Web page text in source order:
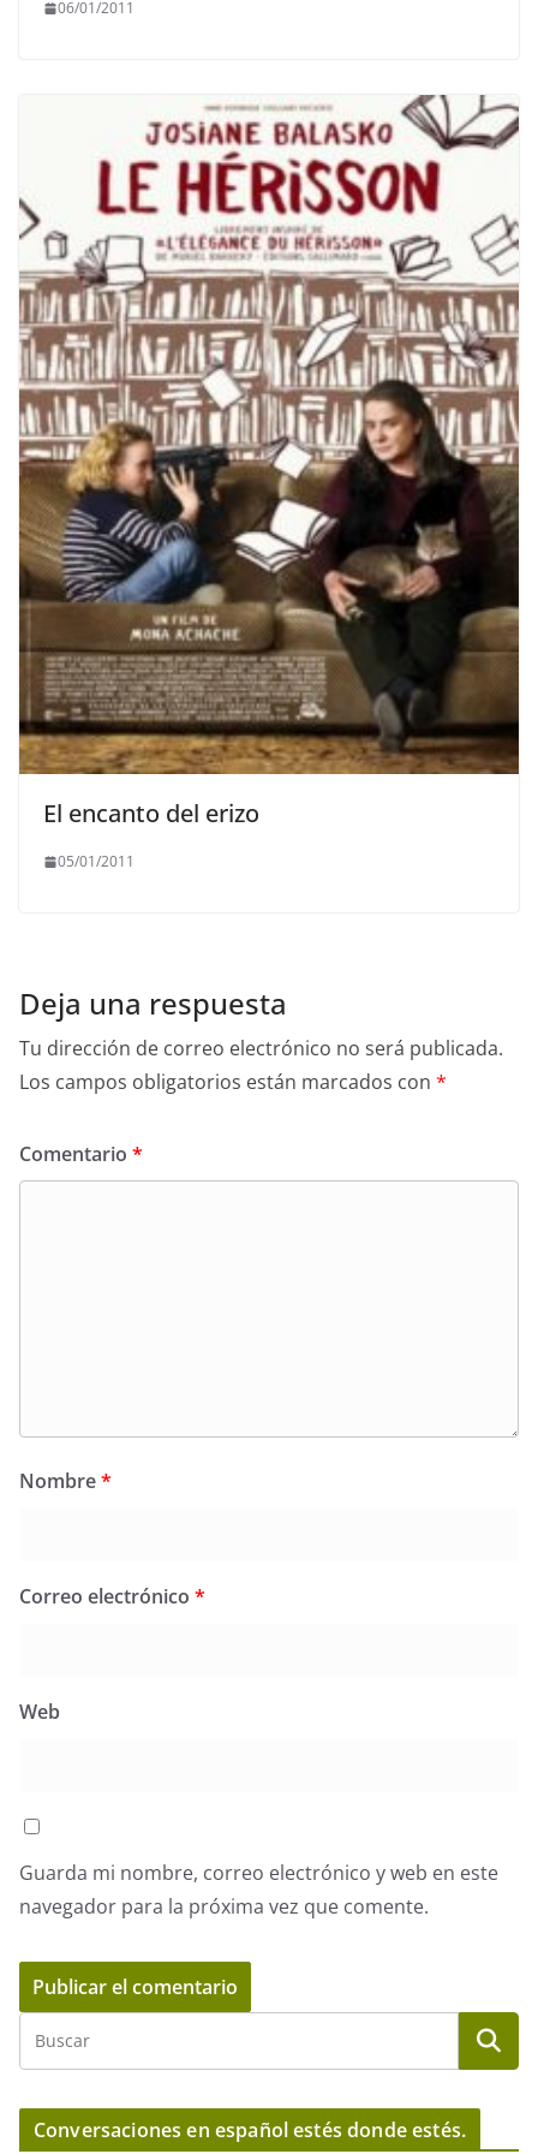
06/01/2011
El encanto del erizo
05/01/2011
Deja una respuesta
Tu dirección de correo electrónico no será publicada.
Los campos obligatorios están marcados con *
Comentario *
Nombre*
Correo electrónico *
Web
Guarda mi nombre, correo electrónico y web en este
navegador para la próxima vez que comente.
Conversaciones en español estés donde estés.